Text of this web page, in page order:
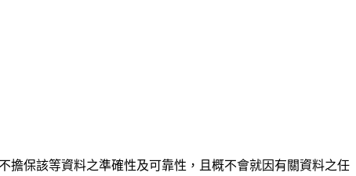
擔保該等資料之準確性及可靠性，且概不會就因有關資料之任